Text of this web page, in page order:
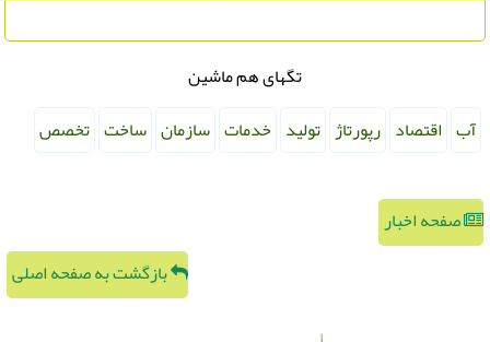
تگهای هم ماشین
آب
اقتصاد رپورتاژ تولید خدمات سازمان ساخت تخصص
صفحه اخبار
بازگشت به صفحه اصلی